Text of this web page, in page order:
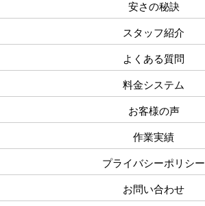
安さの秘訣
スタッフ紹介
よくある質問
料金システム
お客様の声
作業実績
プライバシーポリシー
お問い合わせ